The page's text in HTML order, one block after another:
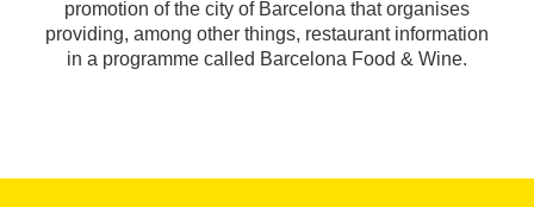
promotion of the city of Barcelona that organises
providing, among other things, restaurant information
in a programme called Barcelona Food & Wine.